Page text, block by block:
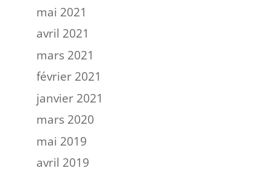
mai 2021
avril 2021
mars 2021
février 2021
janvier 2021
mars 2020
mai 2019
avril 2019